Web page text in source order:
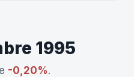
1995
-0,20%.